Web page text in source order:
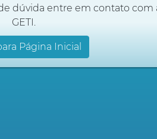
dúvida entre em contato com
GETI.
Página Inicial